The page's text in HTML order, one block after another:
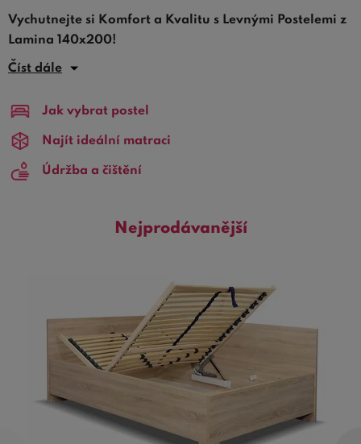
Vychutnejte si Komfort a Kvalitu s Levnými Postelemi z
Lamina 140x200!
Hledáte dokonalý spánek?
pohodlí a kvality za dostupnou cenu. S tímto rozměrem
postele si užijete dostatek prostoru na zaručení
příjemného odpočinku a výborného spánku.
děti. Poskytuje dostatek prostoru k pohodlnému spánku
Důležité informace o postelích z lamina 140x200:
Kvalitní materiál:Naše postele jsou vyrobeny z
odolného lamina, které zajišťuje pevnost a dlouhou
Designová variabilita:
Nabízíme široký výběr
designů a barev, aby si každý zákazník mohl vybrat
Číst dále
Jak vybrat postel
Najít ideální matraci
Údržba a čištění
Nejprodávanější